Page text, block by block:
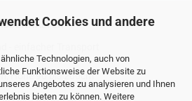
Cookies und andere
Technologien, auch von
Funktionsweise der Website zu
Angebotes zu analysieren und Ihnen
bieten zu können. Weitere
- einfacher Transport
Höhe 90 bis 200cm